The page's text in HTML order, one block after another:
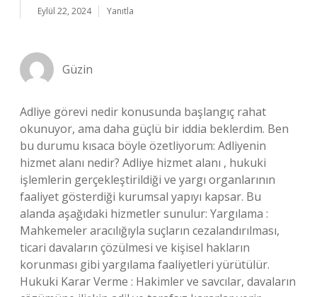
Eylül 22, 2024 Yanıtla
Güzin
Adliye görevi nedir konusunda başlangıç rahat
okunuyor, ama daha güçlü bir iddia beklerdim. Ben
bu durumu kısaca böyle özetliyorum: Adliyenin
hizmet alanı nedir? Adliye hizmet alanı , hukuki
işlemlerin gerçekleştirildiği ve yargı organlarının
faaliyet gösterdiği kurumsal yapıyı kapsar. Bu
alanda aşağıdaki hizmetler sunulur: Yargılama :
Mahkemeler aracılığıyla suçların cezalandırılması,
ticari davaların çözülmesi ve kişisel hakların
korunması gibi yargılama faaliyetleri yürütülür.
Hukuki Karar Verme : Hakimler ve savcılar, davaların